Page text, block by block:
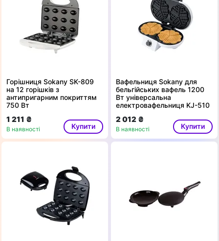
Горішниця Sokany SK-809
на 12 горішків з
антипригарним покриттям
750 Вт
1 211 ₴
В наявності Купити
Вафельниця Sokany для
бельгійських вафель 1200
Вт універсальна
електровафельниця KJ-510
2 012 ₴
В наявності Купити